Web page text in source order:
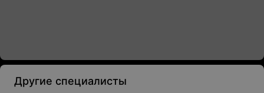
Другие специалисты